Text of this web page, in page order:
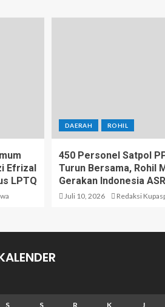
Efrizal
LPTQ
DAERAH ROHIL
450 Personel Satpol
Turun Bersama, Rohil
Gerakan Indonesia
Juli 10, 2026 Redaksi
S S R K J